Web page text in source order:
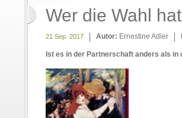
Wer die Wahl
21 Sep. 2017 Autor: Ernestine Adler
Ist es in der Partnerschaft anders als in